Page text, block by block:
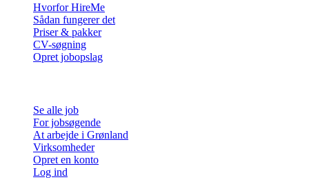
Hvorfor HireMe
Sådan fungerer det
Priser & pakker
CV-søgning
Opret jobopslag
Se alle job
For jobsøgende
At arbejde i Grønland
Virksomheder
Opret en konto
Log ind